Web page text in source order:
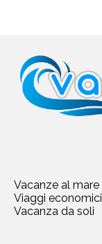
Vacanze al mare
Viaggi economici
Vacanza da soli